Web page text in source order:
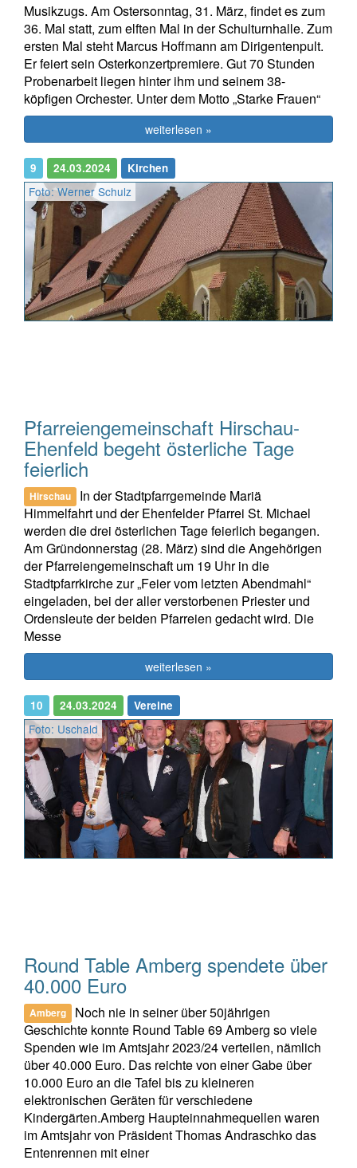
Musikzugs. Am Ostersonntag, 31. März, findet es zum
36. Mal statt, zum elften Mal in der Schulturnhalle. Zum
ersten Mal steht Marcus Hoffmann am Dirigentenpult.
Er feiert sein Osterkonzertpremiere. Gut 70 Stunden
Probenarbeit liegen hinter ihm und seinem 38-
köpfigen Orchester. Unter dem Motto „Starke Frauen“
weiterlesen »
9 24.03.2024 Kirchen
Foto: Werner Schulz
Pfarreiengemeinschaft Hirschau-
Ehenfeld begeht österliche Tage
feierlich
Hirschau
In der Stadtpfarrgemeinde Mariä
Himmelfahrt und der Ehenfelder Pfarrei St. Michael
werden die drei österlichen Tage feierlich begangen.
Am Gründonnerstag (28. März) sind die Angehörigen
der Pfarreiengemeinschaft um 19 Uhr in die
Stadtpfarrkirche zur „Feier vom letzten Abendmahl“
eingeladen, bei der aller verstorbenen Priester und
Ordensleute der beiden Pfarreien gedacht wird. Die
Messe
weiterlesen »
10 24.03.2024 Vereine
Foto: Uschald
Round Table Amberg spendete über
40.000 Euro
Amberg
Noch nie in seiner über 50jährigen
Geschichte konnte Round Table 69 Amberg so viele
Spenden wie im Amtsjahr 2023/24 verteilen, nämlich
über 40.000 Euro. Das reichte von einer Gabe über
10.000 Euro an die Tafel bis zu kleineren
elektronischen Geräten für verschiedene
Kindergärten.Amberg Haupteinnahmequellen waren
im Amtsjahr von Präsident Thomas Andraschko das
Entenrennen mit einer